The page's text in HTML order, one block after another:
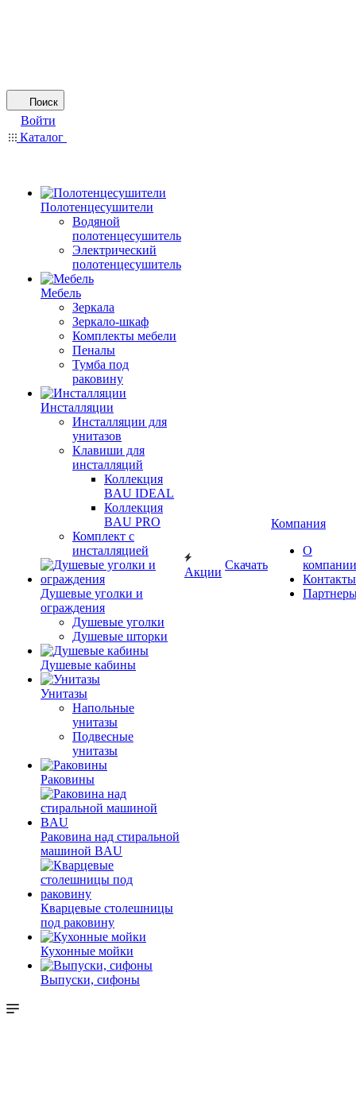
Поиск
Войти
Каталог
Полотенцесушители
Водяной
полотенцесушитель
Электрический
полотенцесушитель
Мебель
Зеркала
Зеркало-шкаф
Комплекты мебели
Пеналы
Тумба под
раковину
Инсталляции
Инсталляции для
унитазов
Клавиши для
инсталляций
Коллекция
BAU IDEAL
Коллекция
BAU PRO
Комплект с
инсталляцией
Душевые уголки и
ограждения
Душевые уголки
Душевые шторки
Душевые кабины
Унитазы
Напольные
унитазы
Подвесные
унитазы
Раковины
Раковина над стиральной
машиной BAU
Кварцевые столешницы
под раковину
Кухонные мойки
Выпуски, сифоны
Акции
Скачать
Компания
О
компании
Контакты